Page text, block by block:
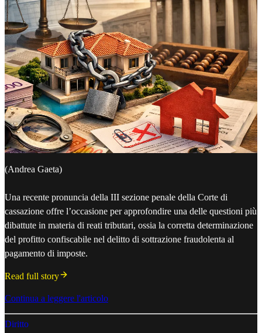
(Andrea Gaeta)
Una recente pronuncia della III sezione penale della Corte di
cassazione offre l’occasione per approfondire una delle questioni più
dibattute in materia di reati tributari, ossia la corretta determinazione
del profitto confiscabile nel delitto di sottrazione fraudolenta al
pagamento di imposte.
Read full story
Continua a leggere l'articolo
Diritto